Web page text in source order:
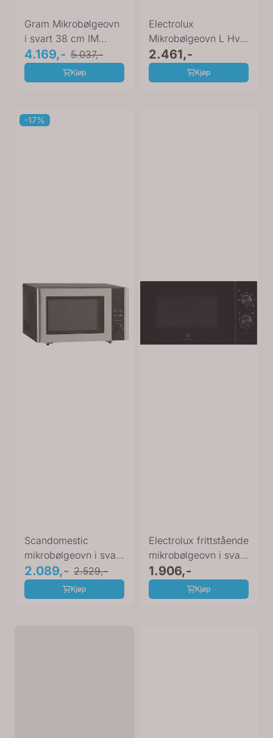
Gram Mikrobølgeovn
i svart 38 cm IM
20614-90 B
4.169,- 5.037,-
Kjøp
Electrolux
Mikrobølgeovn L Hvit
- EMZ725MMW
2.461,-
Kjøp
-17%
Scandomestic
mikrobølgeovn i svart
MIG 27 SS
2.089,- 2.529,-
Kjøp
Electrolux frittstående
mikrobølgeovn i svart
EMZ421MMK
1.906,-
Kjøp